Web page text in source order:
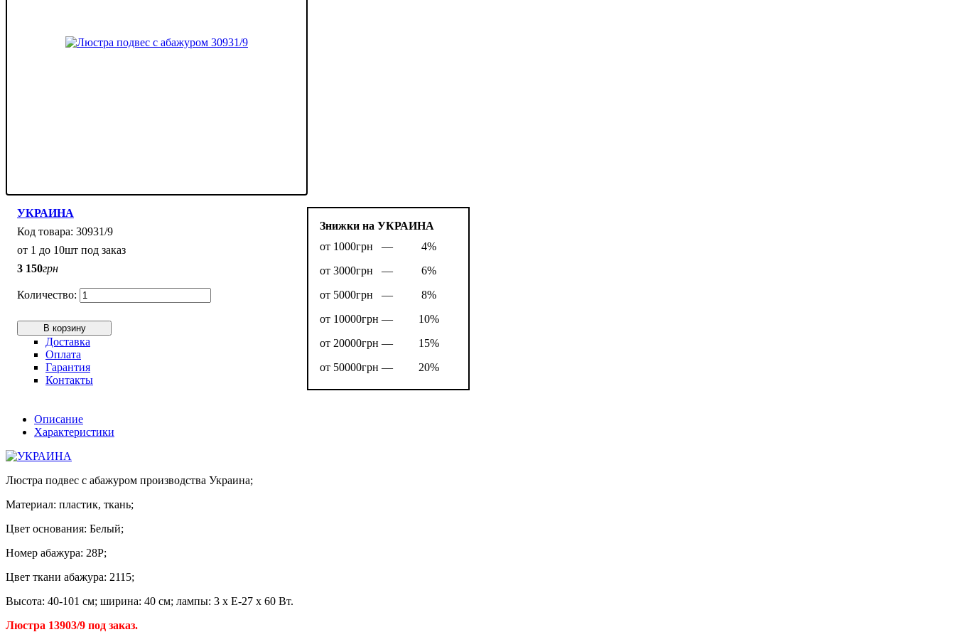
Знижки на УКРАИНА
от 1000грн —
4%
от 3000грн —
6%
от 5000грн —
8%
от 10000грн —
10%
от 20000грн —
15%
от 50000грн —
20%
УКРАИНА
30931/9
от 1 до 10шт под заказ
3 150грн
В корзину
Доставка
Оплата
Гарантия
Контакты
Описание
Характеристики
Люстра подвес с абажуром производства Украина;
Материал: пластик, ткань;
Цвет основания: Белый;
Номер абажура: 28P;
Цвет ткани абажура: 2115;
Высота: 40-101 см; ширина: 40 см; лампы: 3 х Е-27 х 60 Вт.
Люстра 13903/9 под заказ.